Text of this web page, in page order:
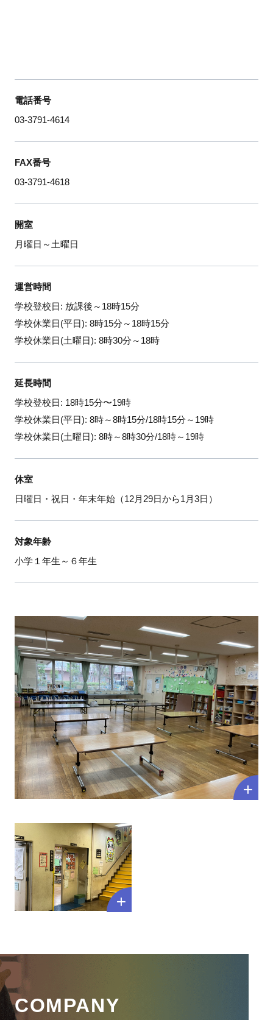
電話番号
03-3791-4614
FAX番号
03-3791-4618
開室
月曜日～土曜日
運営時間
学校登校日: 放課後～18時15分
学校休業日(平日): 8時15分～18時15分
学校休業日(土曜日): 8時30分～18時
延長時間
学校登校日: 18時15分〜19時
学校休業日(平日): 8時～8時15分/18時15分～19時
学校休業日(土曜日): 8時～8時30分/18時～19時
休室
日曜日・祝日・年末年始（12月29日から1月3日）
対象年齢
小学１年生～６年生
COMPANY